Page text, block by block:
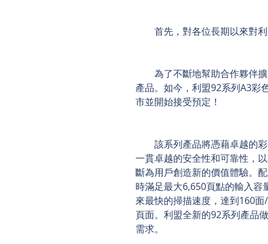
首先，對各位長期以來對利
為了不斷地幫助合作夥伴擴
產品。如今，利盟92系列A3彩
市並開始接受預定！
該系列產品將憑藉卓越的彩
一貫卓越的安全性和可靠性，
斷為用戶創造新的價值體驗。
時滿足最大6,650頁點的輸入
來最快的掃描速度，達到160
頁面。利盟全新的92系列產品
需求。